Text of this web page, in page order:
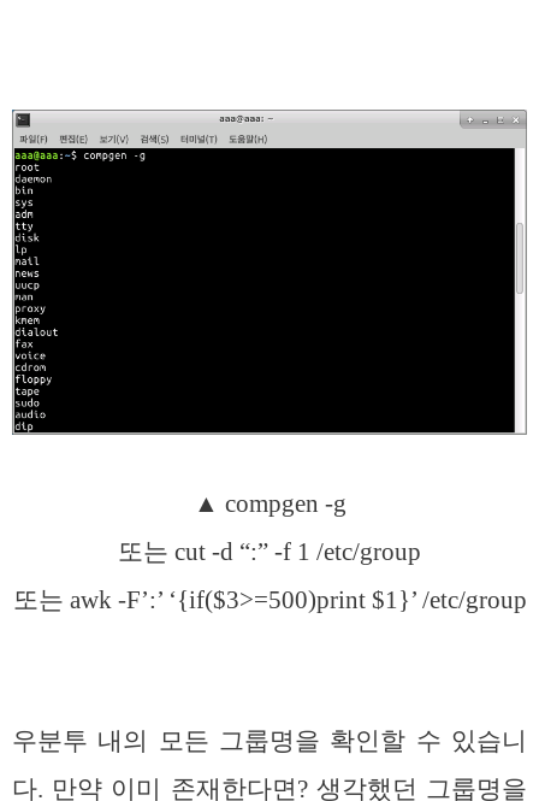
▲ compgen -g
또는 cut -d “:” -f 1 /etc/group
또는 awk -F’:’ ‘{if($3>=500)print $1}’ /etc/group
우분투 내의 모든 그룹명을 확인할 수 있습니
다. 만약 이미 존재한다면? 생각했던 그룹명을